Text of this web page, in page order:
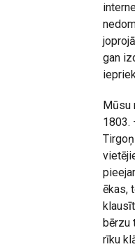
gan
Mūsu
1803.
ēkas,
bērzu
rīku